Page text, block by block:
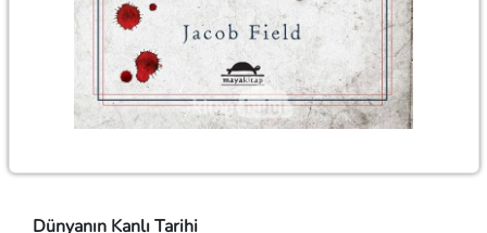
Dünyanın Kanlı Tarihi